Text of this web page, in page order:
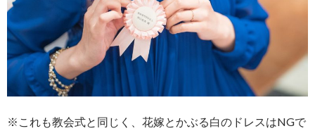
※これも教会式と同じく、花嫁とかぶる白のドレスはNGで